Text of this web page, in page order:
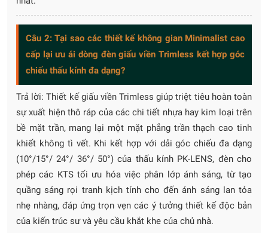
Câu 2: Tại sao các thiết kế không gian Minimalist cao
cấp lại ưu ái dòng đèn giấu viền Trimless kết hợp góc
chiếu thấu kính đa dạng?
Trả lời: Thiết kế giấu viền Trimless giúp triệt tiêu hoàn toàn
sự xuất hiện thô ráp của các chi tiết nhựa hay kim loại trên
bề mặt trần, mang lại một mặt phẳng trần thạch cao tinh
khiết không tì vết. Khi kết hợp với dải góc chiếu đa dạng
(10°/15°/ 24°/ 36°/ 50°) của thấu kính PK-LENS, đèn cho
phép các KTS tối ưu hóa việc phân lớp ánh sáng, từ tạo
quầng sáng rọi tranh kịch tính cho đến ánh sáng lan tỏa
nhẹ nhàng, đáp ứng trọn vẹn các ý tưởng thiết kế độc bản
của kiến trúc sư và yêu cầu khắt khe của chủ nhà.